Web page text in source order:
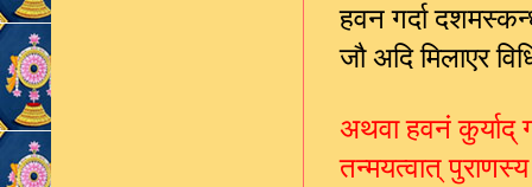
हवन गर्दा
जौ अदि मिलाएर
अथवा हवनं कुर्याद्
तन्मयत्वात्